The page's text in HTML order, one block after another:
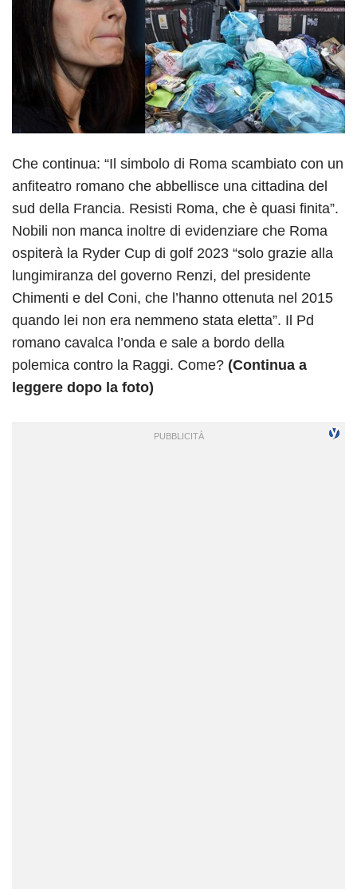
Che continua: “Il simbolo di Roma scambiato con un
anfiteatro romano che abbellisce una cittadina del
sud della Francia. Resisti Roma, che è quasi finita”.
Nobili non manca inoltre di evidenziare che Roma
ospiterà la Ryder Cup di golf 2023 “solo grazie alla
lungimiranza del governo Renzi, del presidente
Chimenti e del Coni, che l’hanno ottenuta nel 2015
quando lei non era nemmeno stata eletta”. Il Pd
romano cavalca l’onda e sale a bordo della
polemica contro la Raggi. Come? (Continua a
leggere dopo la foto)